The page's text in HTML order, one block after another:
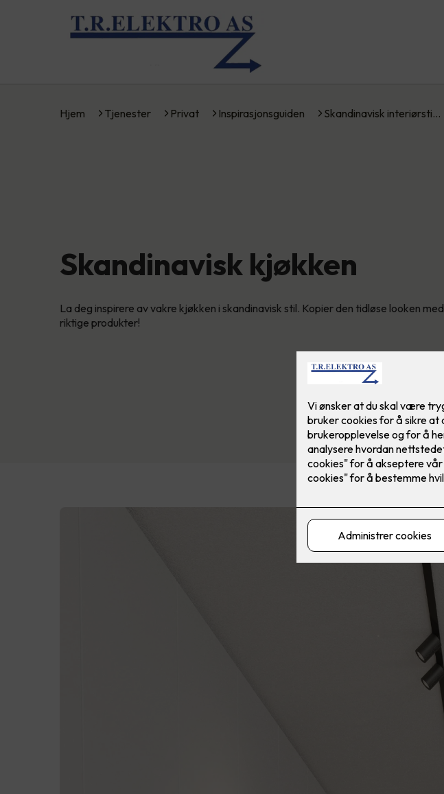
Hjem Tjenester Privat Inspirasjonsguiden Skandinavisk interiørsti…
Skandinavisk kjøkken
La deg inspirere av vakre kjøkken i skandinavisk stil. Kopier den tidløse looken med
riktige produkter!